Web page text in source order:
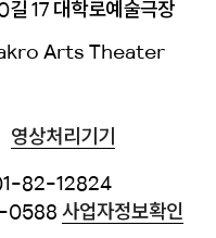
17 대학로예술극장
Arts Theater
영상처리기기
82-12824
-0588사업자정보확인